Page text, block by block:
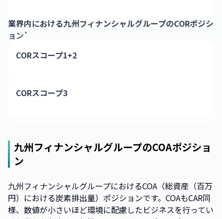
業界内における九州フィナンシャルグループのCORポジシ
ョン`
CORスコープ1+2
CORスコープ3
九州フィナンシャルグループのCOAポジショ
ン
九州フィナンシャルグループにおけるCOA（総資産（百万
円）における炭素排出量）ポジションです。COAもCAR同
様、数値が小さいほど環境に配慮したビジネスを行ってい